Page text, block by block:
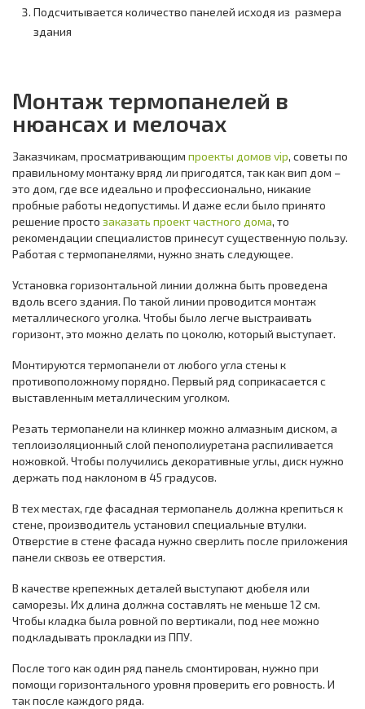
Подсчитывается количество панелей исходя из размера
здания
Монтаж термопанелей в
нюансах и мелочах
Заказчикам, просматривающим проекты домов vip, советы по
правильному монтажу вряд ли пригодятся, так как вип дом –
это дом, где все идеально и профессионально, никакие
пробные работы недопустимы. И даже если было принято
решение просто заказать проект частного дома, то
рекомендации специалистов принесут существенную пользу.
Работая с термопанелями, нужно знать следующее.
Установка горизонтальной линии должна быть проведена
вдоль всего здания. По такой линии проводится монтаж
металлического уголка. Чтобы было легче выстраивать
горизонт, это можно делать по цоколю, который выступает.
Монтируются термопанели от любого угла стены к
противоположному порядно. Первый ряд соприкасается с
выставленным металлическим уголком.
Резать термопанели на клинкер можно алмазным диском, а
теплоизоляционный слой пенополиуретана распиливается
ножовкой. Чтобы получились декоративные углы, диск нужно
держать под наклоном в 45 градусов.
В тех местах, где фасадная термопанель должна крепиться к
стене, производитель установил специальные втулки.
Отверстие в стене фасада нужно сверлить после приложения
панели сквозь ее отверстия.
В качестве крепежных деталей выступают дюбеля или
саморезы. Их длина должна составлять не меньше 12 см.
Чтобы кладка была ровной по вертикали, под нее можно
подкладывать прокладки из ППУ.
После того как один ряд панель смонтирован, нужно при
помощи горизонтального уровня проверить его ровность. И
так после каждого ряда.